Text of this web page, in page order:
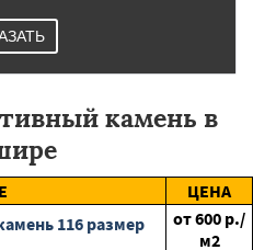
камень в
ЦЕНА
116 размер
от600 р./
м2